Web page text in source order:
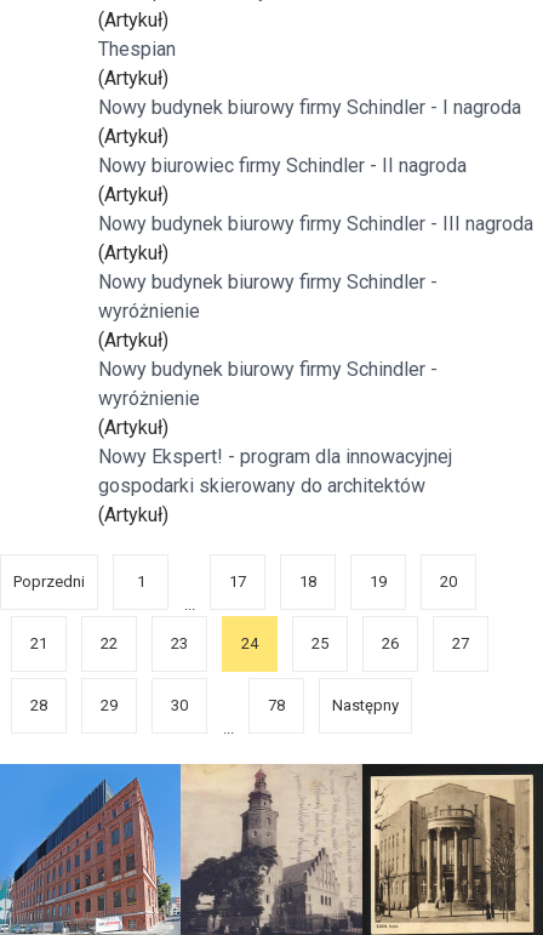
(Artykuł)
Thespian
(Artykuł)
Nowy budynek biurowy firmy Schindler - I nagroda
(Artykuł)
Nowy biurowiec firmy Schindler - II nagroda
(Artykuł)
Nowy budynek biurowy firmy Schindler - III nagroda
(Artykuł)
Nowy budynek biurowy firmy Schindler -
wyróżnienie
(Artykuł)
Nowy budynek biurowy firmy Schindler -
wyróżnienie
(Artykuł)
Nowy Ekspert! - program dla innowacyjnej
gospodarki skierowany do architektów
(Artykuł)
Poprzedni
1
...
17 18 19 20
21 22 23 24 25 26 27
28 29
30
...
78 Następny